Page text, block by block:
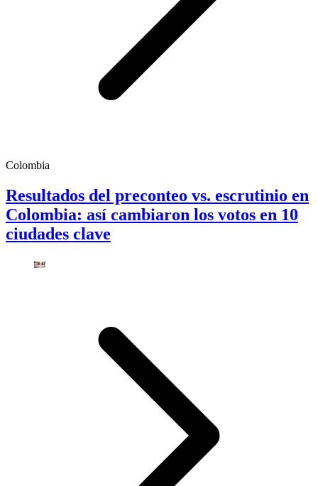
Colombia
Resultados del preconteo vs. escrutinio en
Colombia: así cambiaron los votos en 10
ciudades clave